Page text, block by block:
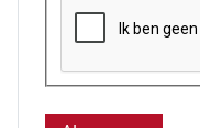
Deze vraag is